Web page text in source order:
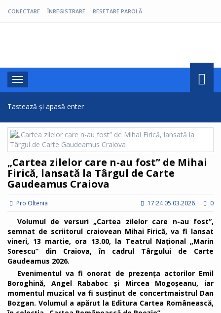
CONECTARE ÎNREGISTRARE RESETARE PAROLĂ
Toggle
navigation
„Cartea zilelor care n-au fost” de Mihai
Firică, lansată la Târgul de Carte
Gaudeamus Craiova
Pro Oltenia 17:24 05.03.2026 0
Volumul de versuri „Cartea zilelor care n-au fost”,
semnat de scriitorul craiovean Mihai Firică, va fi lansat
vineri, 13 martie, ora 13.00, la Teatrul Național „Marin
Sorescu” din Craiova, în cadrul Târgului de Carte
Gaudeamus 2026.
Evenimentul va fi onorat de prezența actorilor Emil
Boroghină, Angel Rababoc și Mircea Mogoșeanu, iar
momentul muzical va fi susținut de concertmaistrul Dan
Bozgan. Volumul a apărut la Editura Cartea Românească,